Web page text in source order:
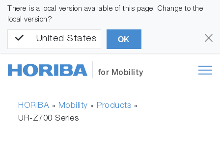
There is a local version available of this page. Change to the
local version?
United States OK
for Mobility
HORIBA » Mobility » Products »
UR-Z700 Series